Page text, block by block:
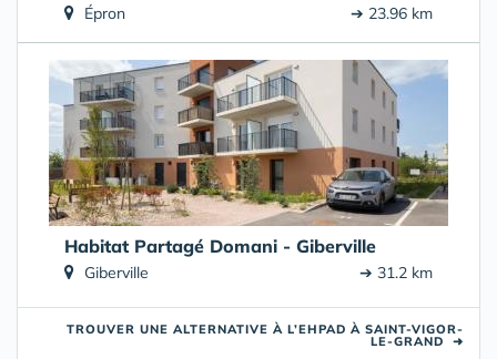
Épron ➔ 23.96 km
Habitat Partagé Domani - Giberville
Giberville ➔ 31.2 km
TROUVER UNE ALTERNATIVE À L’EHPAD À SAINT-VIGOR-
LE-GRAND ➜